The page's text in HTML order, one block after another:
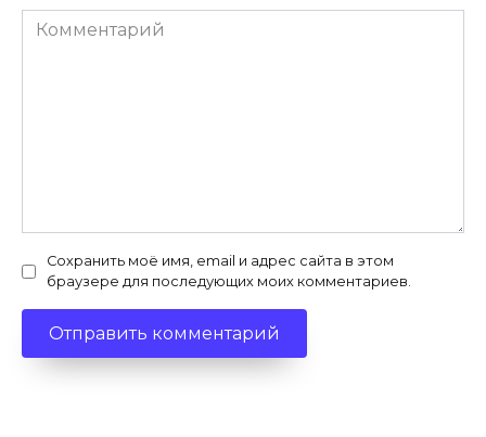
Комментарий
Сохранить моё имя, email и адрес сайта в этом
браузере для последующих моих комментариев.